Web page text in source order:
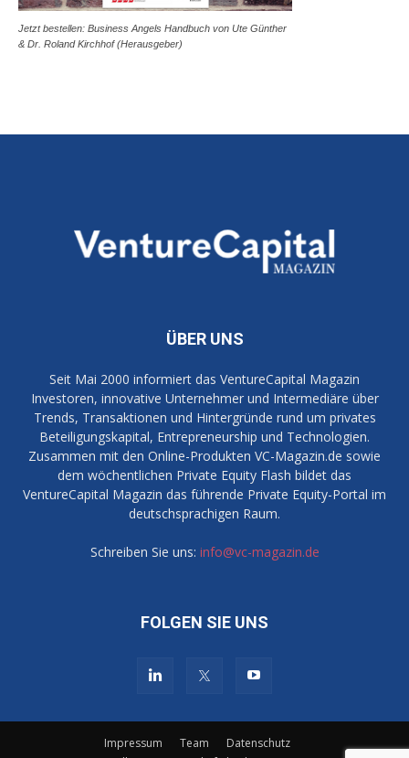
Jetzt bestellen: Business Angels Handbuch von Ute Günther
& Dr. Roland Kirchhof (Herausgeber)
ÜBER UNS
Seit Mai 2000 informiert das VentureCapital Magazin
Investoren, innovative Unternehmer und Intermediäre über
Trends, Transaktionen und Hintergründe rund um privates
Beteiligungskapital, Entrepreneurship und Technologien.
Zusammen mit den Online-Produkten VC-Magazin.de sowie
dem wöchentlichen Private Equity Flash bildet das
VentureCapital Magazin das führende Private Equity-Portal im
deutschsprachigen Raum.
Schreiben Sie uns: info@vc-magazin.de
FOLGEN SIE UNS
Impressum Team
Datenschutz